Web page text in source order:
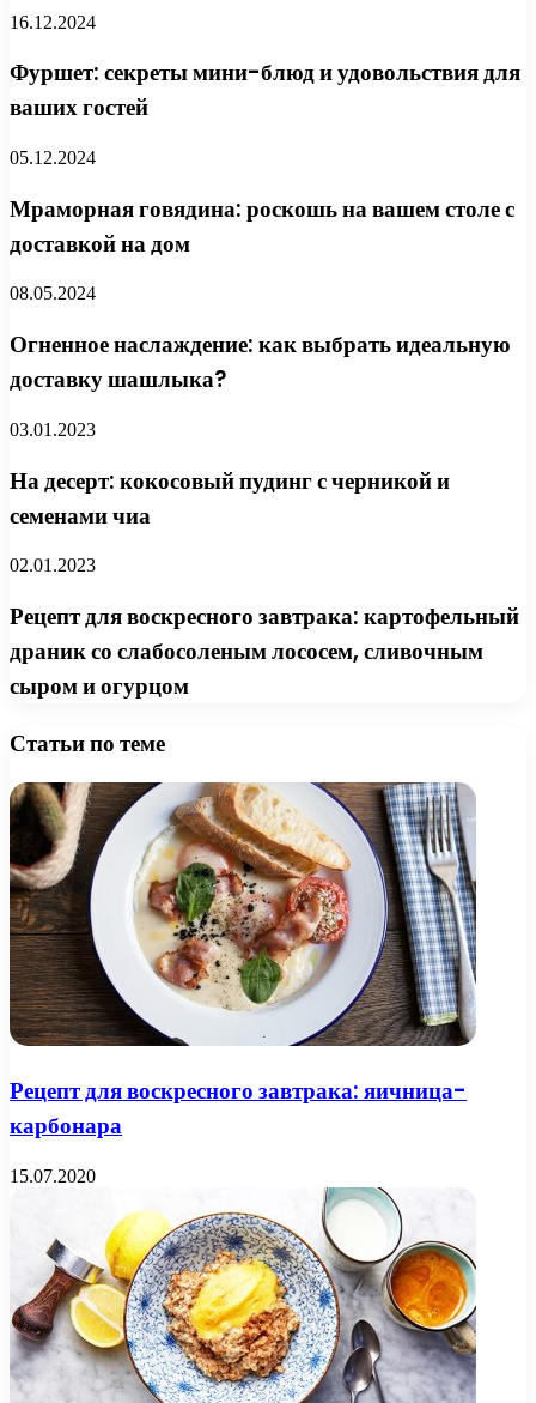
16.12.2024
Фуршет: секреты мини-блюд и удовольствия для
ваших гостей
05.12.2024
Мраморная говядина: роскошь на вашем столе с
доставкой на дом
08.05.2024
Огненное наслаждение: как выбрать идеальную
доставку шашлыка?
03.01.2023
На десерт: кокосовый пудинг с черникой и
семенами чиа
02.01.2023
Рецепт для воскресного завтрака: картофельный
драник со слабосоленым лососем, сливочным
сыром и огурцом
Статьи по теме
Рецепт для воскресного завтрака: яичница-
карбонара
15.07.2020